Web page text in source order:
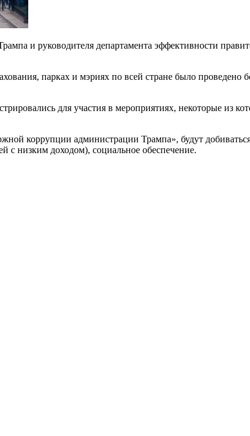
и руководителя департамента эффективности
парках и мэриях по всей стране было проведено
для участия в мероприятиях, некоторые из
коррупции администрации Трампа», будут
с низким доходом), социальное обеспечение.